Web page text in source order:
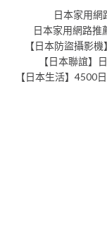
日本家用網
日本家用網路推
【日本防盜攝影
【日本聯誼】
【日本生活】4500